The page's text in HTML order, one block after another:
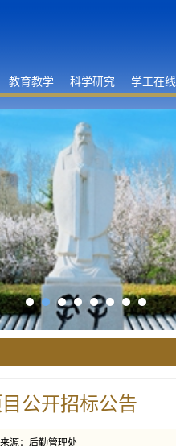
教育教学 科学研究 学工在线
公开招标公告
源：后勤管理处